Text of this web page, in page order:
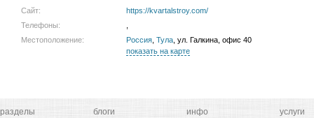
Сайт:
https://kvartalstroy.com/
Телефоны:
Местоположение:
Россия Тула , ул. Галкина, офис 40
показать на карте
разделы
блоги
инфо
услуги